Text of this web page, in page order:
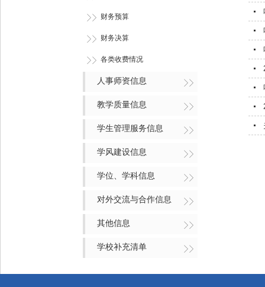
财务预算
财务决算
各类收费情况
人事师资信息
教学质量信息
学生管理服务信息
学风建设信息
学位、学科信息
对外交流与合作信息
其他信息
学校补充清单